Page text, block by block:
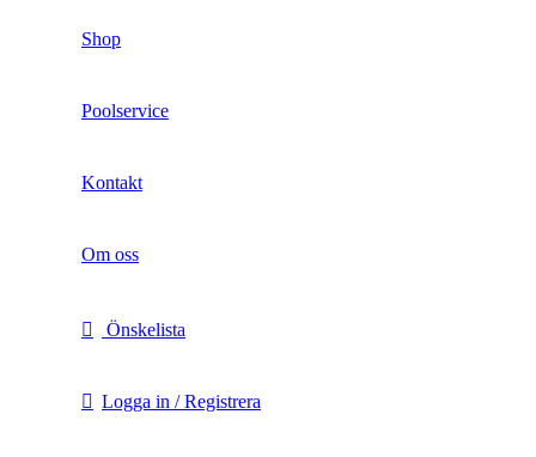
Shop
Poolservice
Kontakt
Om oss
Önskelista
Logga in / Registrera